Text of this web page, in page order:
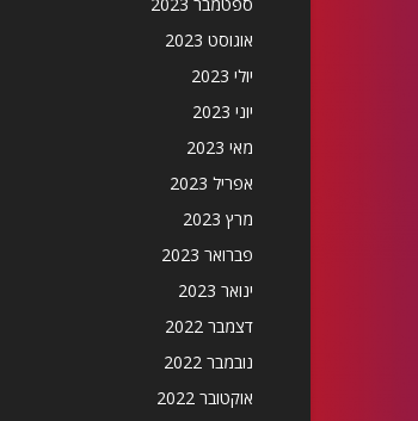
אוגוסט 2023
יולי 2023
יוני 2023
מאי 2023
אפריל 2023
מרץ 2023
פברואר 2023
ינואר 2023
דצמבר 2022
נובמבר 2022
אוקטובר 2022